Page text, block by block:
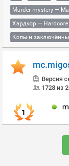
Murder mystery —
Хардкор — Hardcore
Копы и
Версия
1728 из
1